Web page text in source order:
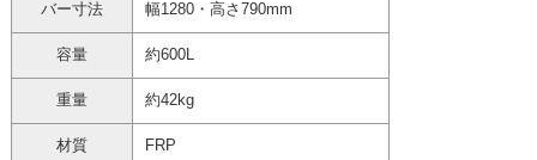
バー寸法 幅1280・高さ790mm
容量 約600L
重量 約42kg
材質 FRP